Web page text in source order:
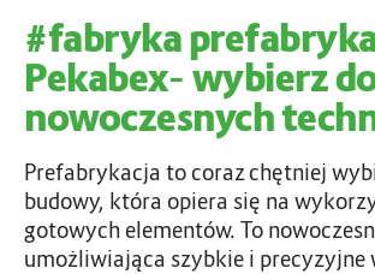
#fabryka
Pekabex– wybierz
nowoczesnych
Prefabrykacja to coraz chętniej
budowy, która opiera się na
gotowych elementów. To
umożliwiająca szybkie i precyzyjne